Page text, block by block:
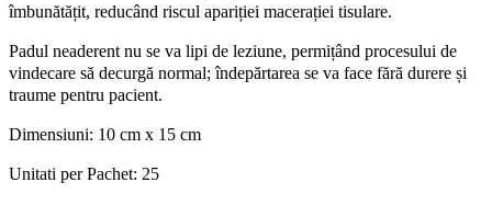
îmbunătățit, reducând riscul apariției macerației tisulare.
Padul neaderent nu se va lipi de leziune, permițând procesului de
vindecare să decurgă normal; îndepărtarea se va face fără durere și
traume pentru pacient.
Dimensiuni: 10 cm x 15 cm
Unitati per Pachet: 25